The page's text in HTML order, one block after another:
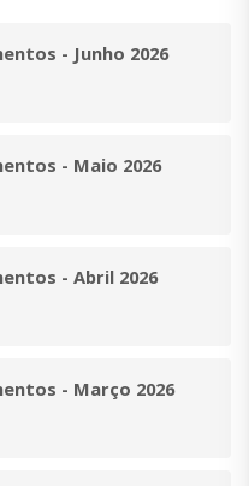
- Junho 2026
- Maio 2026
- Abril 2026
- Março 2026